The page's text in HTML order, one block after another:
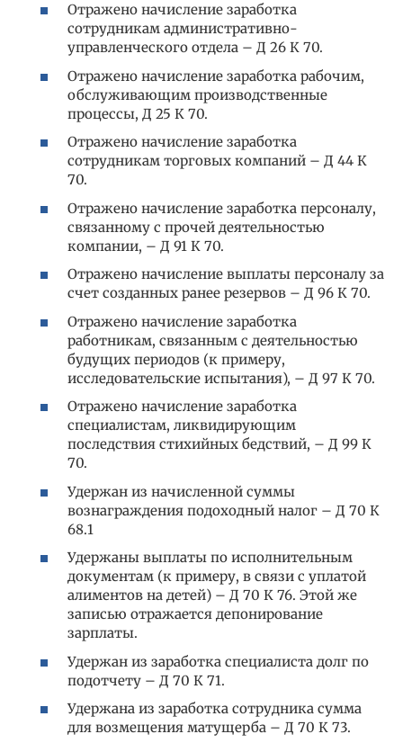
Отражено начисление заработка
сотрудникам административно-
управленческого отдела – Д 26 К 70.
Отражено начисление заработка рабочим,
обслуживающим производственные
процессы, Д 25 К 70.
Отражено начисление заработка
сотрудникам торговых компаний – Д 44 К
70.
Отражено начисление заработка персоналу,
связанному с прочей деятельностью
компании, – Д 91 К 70.
Отражено начисление выплаты персоналу за
счет созданных ранее резервов – Д 96 К 70.
Отражено начисление заработка
работникам, связанным с деятельностью
будущих периодов (к примеру,
исследовательские испытания), – Д 97 К 70.
Отражено начисление заработка
специалистам, ликвидирующим
последствия стихийных бедствий, – Д 99 К
70.
Удержан из начисленной суммы
вознаграждения подоходный налог – Д 70 К
68.1
Удержаны выплаты по исполнительным
документам (к примеру, в связи с уплатой
алиментов на детей) – Д 70 К 76. Этой же
записью отражается депонирование
зарплаты.
Удержан из заработка специалиста долг по
подотчету – Д 70 К 71.
Удержана из заработка сотрудника сумма
для возмещения матущерба – Д 70 К 73.